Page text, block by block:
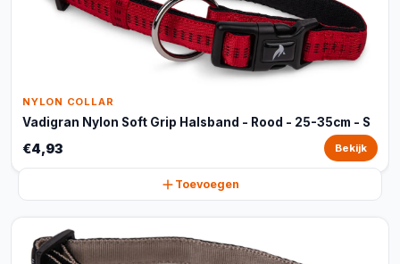
NYLON COLLAR
Vadigran Nylon Soft Grip Halsband - Rood - 25-35cm - S
€4,93 Bekijk
Toevoegen